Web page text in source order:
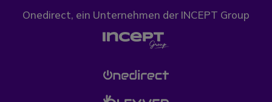
Onedirect, ein Unternehmen der INCEPT Group